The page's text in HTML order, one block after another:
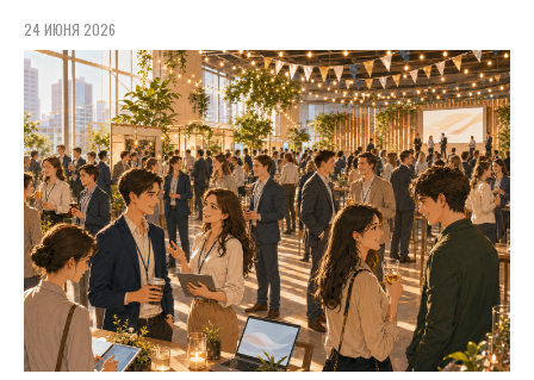
24 ИЮНЯ 2026